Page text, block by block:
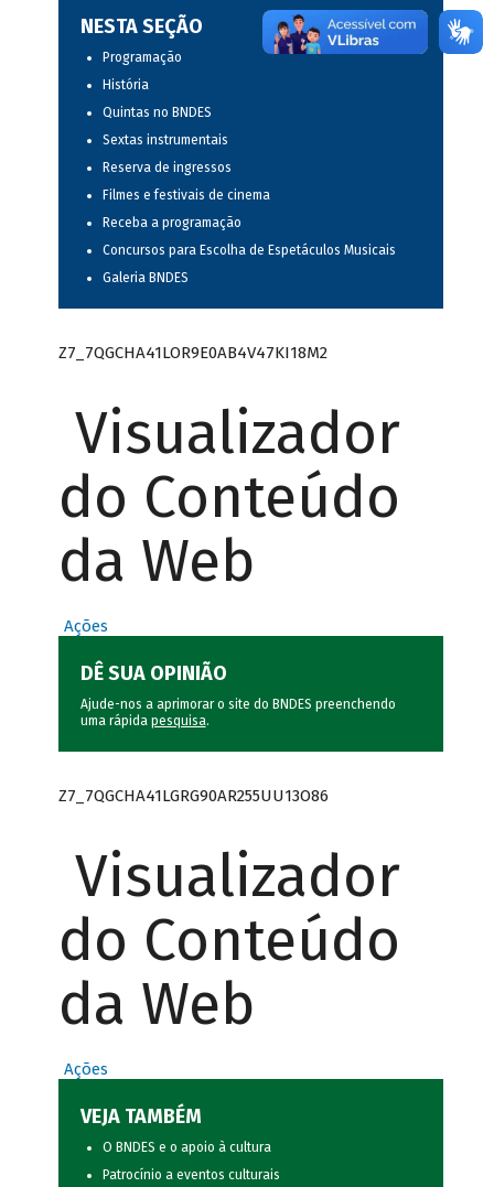
NESTA SEÇÃO
Programação
História
Quintas no BNDES
Sextas instrumentais
Reserva de ingressos
Filmes e festivais de cinema
Receba a programação
Concursos para Escolha de Espetáculos Musicais
Galeria BNDES
Z7_7QGCHA41LOR9E0AB4V47KI18M2
Visualizador
do Conteúdo
da Web
Ações
DÊ SUA OPINIÃO
Ajude-nos a aprimorar o site do BNDES preenchendo
uma rápida pesquisa.
Z7_7QGCHA41LGRG90AR255UU13O86
Visualizador
do Conteúdo
da Web
Ações
VEJA TAMBÉM
O BNDES e o apoio à cultura
Patrocínio a eventos culturais